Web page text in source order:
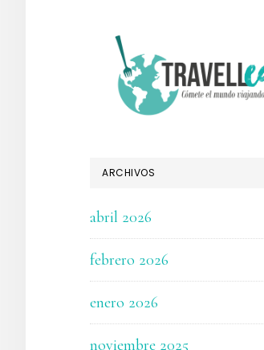
FOOTER
ARCHIVOS
abril 2026
febrero 2026
enero 2026
noviembre 2025